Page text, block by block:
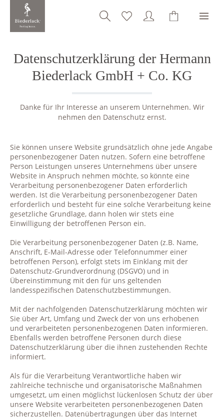
springen
Datenschutzerklärung der Hermann
Biederlack GmbH + Co. KG
Danke für Ihr Interesse an unserem Unternehmen. Wir
nehmen den Datenschutz ernst.
Sie können unsere Website grundsätzlich ohne jede Angabe
personenbezogener Daten nutzen. Sofern eine betroffene
Person Leistungen unseres Unternehmens über unsere
Website in Anspruch nehmen möchte, so könnte eine
Verarbeitung personenbezogener Daten erforderlich
werden. Ist die Verarbeitung personenbezogener Daten
erforderlich und besteht für eine solche Verarbeitung keine
gesetzliche Grundlage, dann holen wir stets eine
Einwilligung der betroffenen Person ein.
Die Verarbeitung personenbezogener Daten (z.B. Name,
Anschrift, E-Mail-Adresse oder Telefonnummer einer
betroffenen Person), erfolgt stets im Einklang mit der
Datenschutz-Grundverordnung (DSGVO) und in
Übereinstimmung mit den für uns geltenden
landesspezifischen Datenschutzbestimmungen.
Mit der nachfolgenden Datenschutzerklärung möchten wir
Sie über Art, Umfang und Zweck der von uns erhobenen
und verarbeiteten personenbezogenen Daten informieren.
Ebenfalls werden betroffene Personen durch diese
Datenschutzerklärung über die ihnen zustehenden Rechte
informiert.
Als für die Verarbeitung Verantwortliche haben wir
zahlreiche technische und organisatorische Maßnahmen
umgesetzt, um einen möglichst lückenlosen Schutz der über
unsere Website verarbeiteten personenbezogenen Daten
sicherzustellen. Datenübertragungen über das Internet